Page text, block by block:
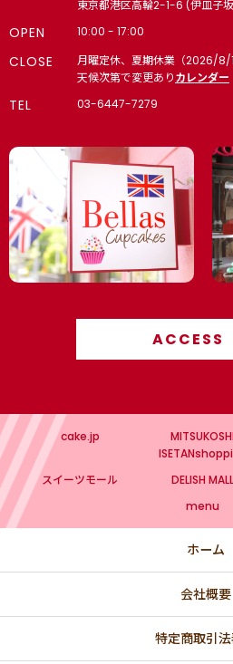
東京都港区高輪2-1-6 (伊皿子
OPEN 10:00 - 17:00
CLOSE
月曜定休、夏期休業（2026/
天候次第で変更ありカレンダー
TEL 03-6447-7279
ACCESS
cake.jp
MITSUKOSHI
スイーツモール DELISH MALL
menu
ホーム
会社概要
特定商取引